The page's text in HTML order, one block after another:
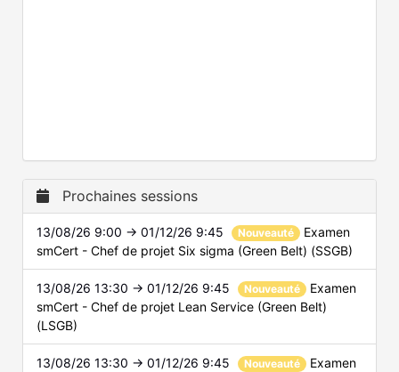
Prochaines sessions
13/08/26 9:00 → 01/12/26 9:45 Nouveauté
Examen
smCert - Chef de projet Six sigma (Green Belt) (SSGB)
13/08/26 13:30 → 01/12/26 9:45 Nouveauté
Examen
smCert - Chef de projet Lean Service (Green Belt)
(LSGB)
13/08/26 13:30 → 01/12/26 9:45 Nouveauté
Examen